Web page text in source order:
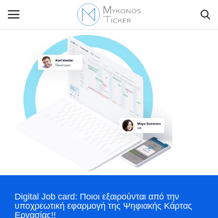
Contact Us
Politique
World
Greece
Digital Job card: Ποιοι εξαιρούνται από την
υποχρεωτική εφαρμογή της Ψηφιακής Κάρτας
Εργασίας!!